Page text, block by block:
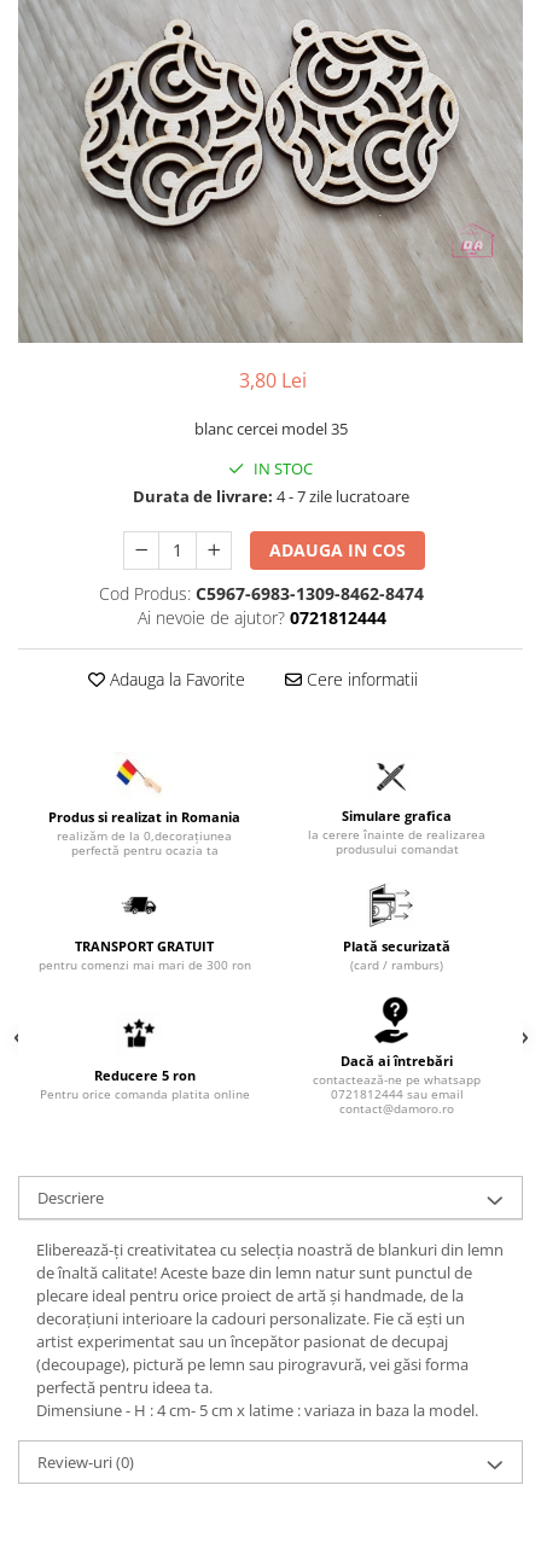
Ceasuri
Ceasuri cu rama foto
Ceasuri meserii
Ceasuri logo
Ceasuri de perete animalute
Ceasuri decorative
Ceasuri evenimente
Ceasuri gravate
Ceasuri hobby
Ceasuri mașini
Ceasuri moto
3,80 Lei
blanc cercei model 35
IN STOC
Durata de livrare: 4 - 7 zile lucratoare
ADAUGA IN COS
Cod Produs: C5967-6983-1309-8462-8474
Ai nevoie de ajutor? 0721812444
Adauga la Favorite Cere informatii
Produs si realizat in Romania
realizăm de la 0,decorațiunea
perfectă pentru ocazia ta
Simulare grafica
la cerere înainte de realizarea
produsului comandat
TRANSPORT GRATUIT
pentru comenzi mai mari de 300 ron
Plată securizată
(card / ramburs)
Reducere 5 ron
Pentru orice comanda platita online
Dacă ai întrebări
contactează-ne pe whatsapp
0721812444 sau email
contact@damoro.ro
Descriere
Eliberează-ți creativitatea cu selecția noastră de blankuri din lemn
de înaltă calitate! Aceste baze din lemn natur sunt punctul de
plecare ideal pentru orice proiect de artă și handmade, de la
decorațiuni interioare la cadouri personalizate. Fie că ești un
artist experimentat sau un începător pasionat de decupaj
(decoupage), pictură pe lemn sau pirogravură, vei găsi forma
perfectă pentru ideea ta.
Dimensiune - H : 4 cm- 5 cm x latime : variaza in baza la model.
Review-uri(0)